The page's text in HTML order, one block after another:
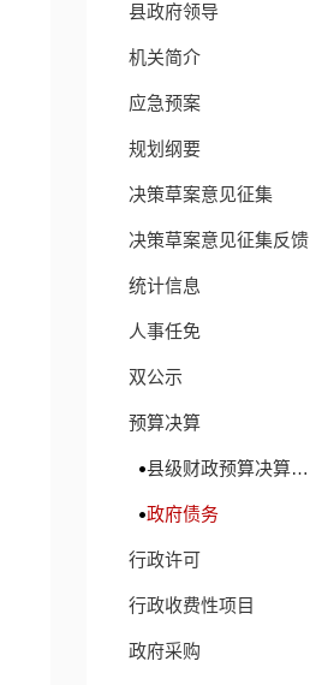
县政府领导
机关简介
应急预案
规划纲要
决策草案意见征集
决策草案意见征集反馈
统计信息
人事任免
双公示
预算决算
县级财政预算决算及财政收支信息
政府债务
行政许可
行政收费性项目
政府采购